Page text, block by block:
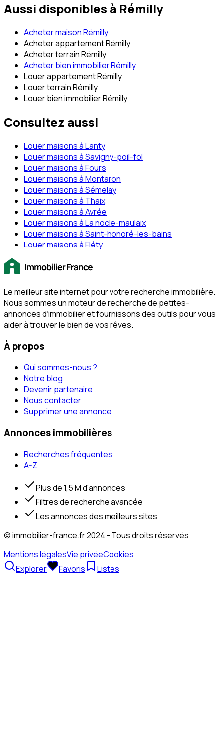
Aussi disponibles à Rémilly
Acheter maison Rémilly
Acheter appartement Rémilly
Acheter terrain Rémilly
Acheter bien immobilier Rémilly
Louer appartement Rémilly
Louer terrain Rémilly
Louer bien immobilier Rémilly
Consultez aussi
Louer maisons à Lanty
Louer maisons à Savigny-poil-fol
Louer maisons à Fours
Louer maisons à Montaron
Louer maisons à Sémelay
Louer maisons à Thaix
Louer maisons à Avrée
Louer maisons à La nocle-maulaix
Louer maisons à Saint-honoré-les-bains
Louer maisons à Fléty
Le meilleur site internet pour votre recherche immobilière.
Nous sommes un moteur de recherche de petites-
annonces d‘immobilier et fournissons des outils pour vous
aider à trouver le bien de vos rêves.
À propos
Qui sommes-nous ?
Notre blog
Devenir partenaire
Nous contacter
Supprimer une annonce
Annonces immobilières
Recherches fréquentes
A-Z
Plus de 1,5 M d'annonces
Filtres de recherche avancée
Les annonces des meilleurs sites
© immobilier-france.fr 2024 - Tous droits réservés
Mentions légalesVie privéeCookies
Explorer
Favoris Listes